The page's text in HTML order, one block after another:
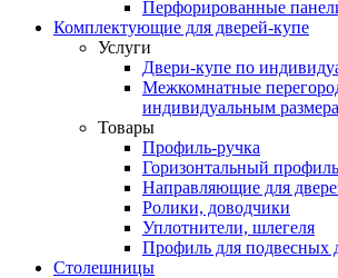
Перфорированные
Комплектующие для дверей-купе
Услуги
Двери-купе по
Межкомнатные
индивидуальным
Товары
Профиль-ручка
Горизонтальный профиль
Направляющие для
Ролики, доводчики
Уплотнители, шлегеля
Профиль для подвесных
Столешницы